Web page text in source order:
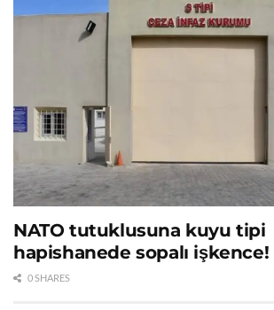
NATO tutuklusuna kuyu tipi
hapishanede sopalı işkence!
0 SHARES